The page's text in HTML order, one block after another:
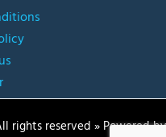
rights reserved » Powered by